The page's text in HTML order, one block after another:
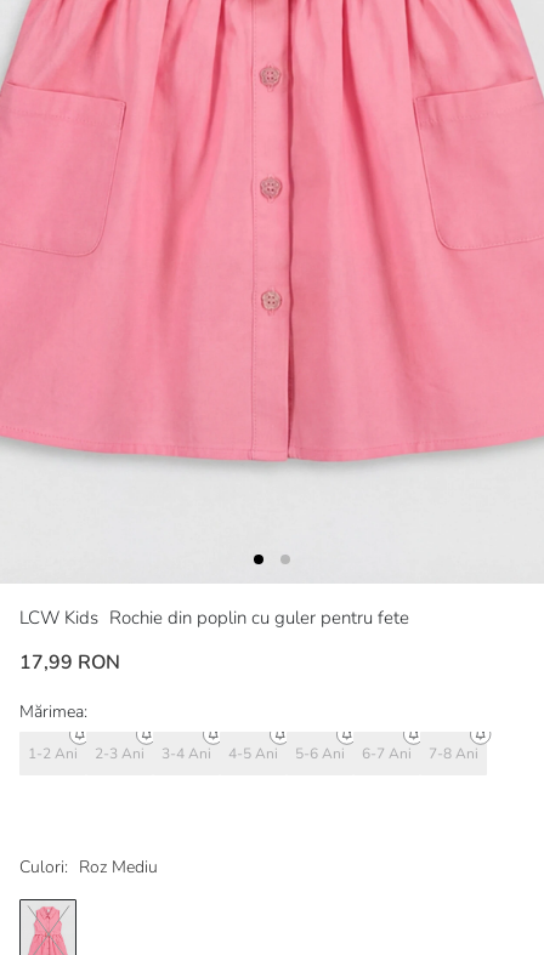
LCW Kids Rochie din poplin cu guler pentru fete
17,99 RON
Culori: Roz Mediu
Mărimea:
1-2 Ani 2-3 Ani 3-4 Ani 4-5 Ani 5-6 Ani 6-7 Ani 7-8 Ani